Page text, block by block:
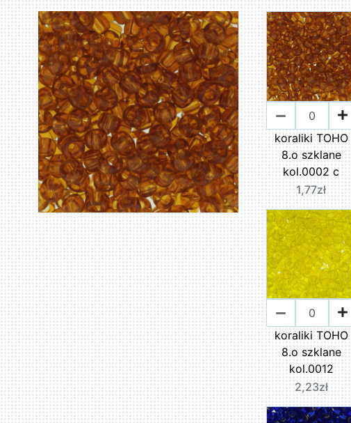
koraliki TOHO
8.o szklane
kol.0002 c
1,77zł
koraliki TOHO
8.o szklane
kol.0012
2,23zł